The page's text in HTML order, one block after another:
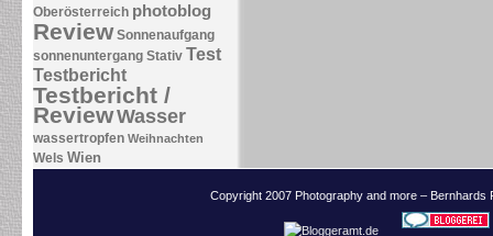
Oberösterreich photoblog
Review Sonnenaufgang
sonnenuntergang Stativ Test
Testbericht
Testbericht /
ReviewWasser
wassertropfen Weihnachten
Wels Wien
Copyright 2007 Photography and more –